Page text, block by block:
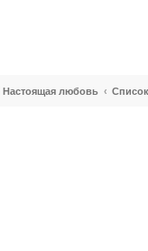
Настоящая любовь